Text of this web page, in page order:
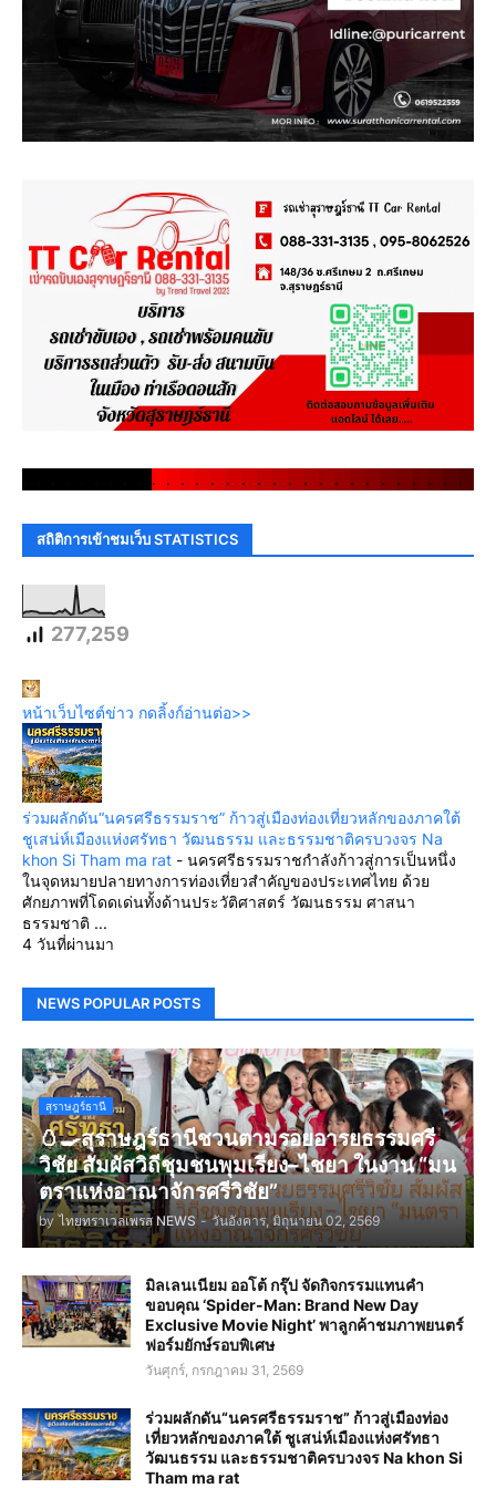
. . . . . . . . . . . . . . . . . . . . .
สถิติการเข้าชมเว็บ STATISTICS
277,259
หน้าเว็บไซต์ข่าว กดลิ้งก์อ่านต่อ>>
ร่วมผลักดัน“นครศรีธรรมราช” ก้าวสู่เมืองท่องเที่ยวหลักของภาคใต้
ชูเสน่ห์เมืองแห่งศรัทธา วัฒนธรรม และธรรมชาติครบวงจร Na
khon Si Tham ma rat - นครศรีธรรมราชกำลังก้าวสู่การเป็นหนึ่ง
ในจุดหมายปลายทางการท่องเที่ยวสำคัญของประเทศไทย ด้วย
ศักยภาพที่โดดเด่นทั้งด้านประวัติศาสตร์ วัฒนธรรม ศาสนา
ธรรมชาติ ...
4 วันที่ผ่านมา
NEWS POPULAR POSTS
สุราษฎร์ธานี
🥚🍳สุราษฎร์ธานีชวนตามรอยอารยธรรมศรี
วิชัย สัมผัสวิถีชุมชนพุมเรียง–ไชยา ในงาน “มน
ตราแห่งอาณาจักรศรีวิชัย”
by ไทยทราเวลเพรส NEWS - วันอังคาร, มิถุนายน 02, 2569
มิลเลนเนียม ออโต้ กรุ๊ป จัดกิจกรรมแทนคำ
ขอบคุณ ‘Spider-Man: Brand New Day
Exclusive Movie Night’ พาลูกค้าชมภาพยนตร์
ฟอร์มยักษ์รอบพิเศษ
วันศุกร์, กรกฎาคม 31, 2569
ร่วมผลักดัน“นครศรีธรรมราช” ก้าวสู่เมืองท่อง
เที่ยวหลักของภาคใต้ ชูเสน่ห์เมืองแห่งศรัทธา
วัฒนธรรม และธรรมชาติครบวงจร Na khon Si
Tham ma rat